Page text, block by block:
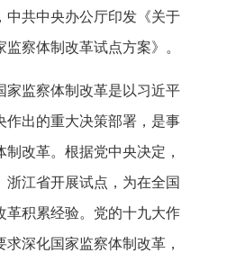
中共中央办公厅印发《关于
察体制改革试点方案》。
监察体制改革是以习近平
作出的重大决策部署，是事
改革。根据党中央决定，
浙江省开展试点，为在全国
革积累经验。党的十九大作
深化国家监察体制改革，